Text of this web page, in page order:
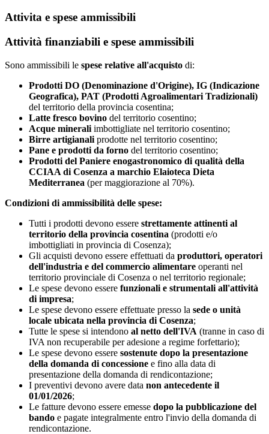
Attivita e spese ammissibili
Attività finanziabili e spese ammissibili
Sono ammissibili le spese relative all'acquisto di:
Prodotti DO (Denominazione d'Origine), IG (Indicazione
Geografica), PAT (Prodotti Agroalimentari Tradizionali)
del territorio della provincia cosentina;
Latte fresco bovino del territorio cosentino;
Acque minerali imbottigliate nel territorio cosentino;
Birre artigianali prodotte nel territorio cosentino;
Pane e prodotti da forno del territorio cosentino;
Prodotti del Paniere enogastronomico di qualità della
CCIAA di Cosenza a marchio Elaioteca Dieta
Mediterranea (per maggiorazione al 70%).
Condizioni di ammissibilità delle spese:
Tutti i prodotti devono essere strettamente attinenti al
territorio della provincia cosentina (prodotti e/o
imbottigliati in provincia di Cosenza);
Gli acquisti devono essere effettuati da produttori, operatori
dell'industria e del commercio alimentare operanti nel
territorio provinciale di Cosenza o nel territorio regionale;
Le spese devono essere funzionali e strumentali all'attività
di impresa;
Le spese devono essere effettuate presso la sede o unità
locale ubicata nella provincia di Cosenza;
Tutte le spese si intendono al netto dell'IVA (tranne in caso di
IVA non recuperabile per adesione a regime forfettario);
Le spese devono essere sostenute dopo la presentazione
della domanda di concessione e fino alla data di
presentazione della domanda di rendicontazione;
I preventivi devono avere data non antecedente il
01/01/2026;
Le fatture devono essere emesse dopo la pubblicazione del
bando e pagate integralmente entro l'invio della domanda di
rendicontazione.